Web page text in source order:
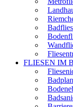
FLIESEN IM